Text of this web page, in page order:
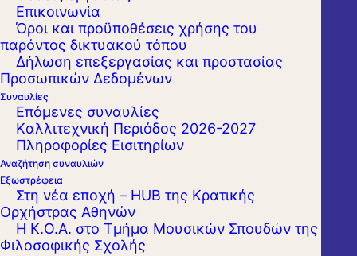
Επικοινωνία
Όροι και προϋποθέσεις χρήσης του
παρόντος δικτυακού τόπου
Δήλωση επεξεργασίας και προστασίας
Προσωπικών Δεδομένων
Συναυλίες
Επόμενες συναυλίες
Kαλλιτεχνική Περιόδος 2026-2027
Πληροφορίες Εισιτηρίων
Αναζήτηση συναυλιών
Εξωστρέφεια
Στη νέα εποχή – HUB της Κρατικής
Ορχήστρας Αθηνών
Η Κ.Ο.Α. στο Τμήμα Μουσικών Σπουδών της
Φιλοσοφικής Σχολής